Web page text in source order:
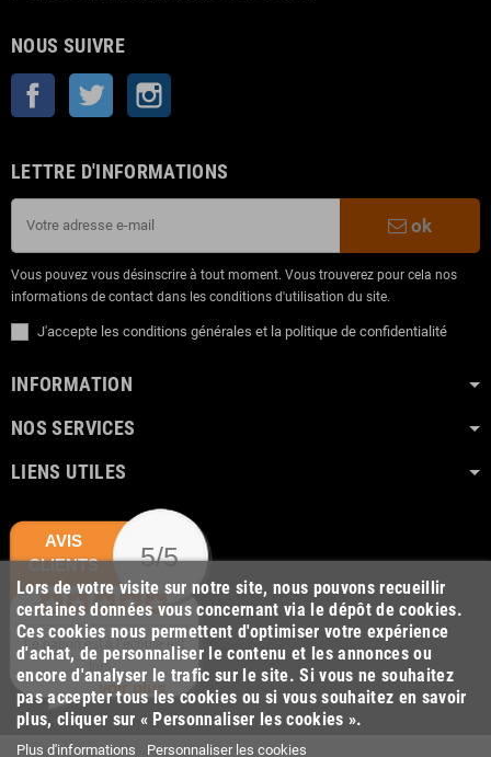
NOUS SUIVRE
Facebook Twitter
LETTRE D'INFORMATIONS
ok
Vous pouvez vous désinscrire à tout moment. Vous trouverez pour cela nos
informations de contact dans les conditions d'utilisation du site.
J'accepte les conditions générales et la politique de confidentialité
INFORMATION
NOS SERVICES
LIENS UTILES
Lors de votre visite sur notre site, nous pouvons recueillir
certaines données vous concernant via le dépôt de cookies.
Ces cookies nous permettent d'optimiser votre expérience
d'achat, de personnaliser le contenu et les annonces ou
encore d'analyser le trafic sur le site. Si vous ne souhaitez
pas accepter tous les cookies ou si vous souhaitez en savoir
plus, cliquer sur « Personnaliser les cookies ».
Plus d'informations Personnaliser les cookies
AVIS
CLIENTS
5/5
Le patron est à l’écoute est
très...
voir plus